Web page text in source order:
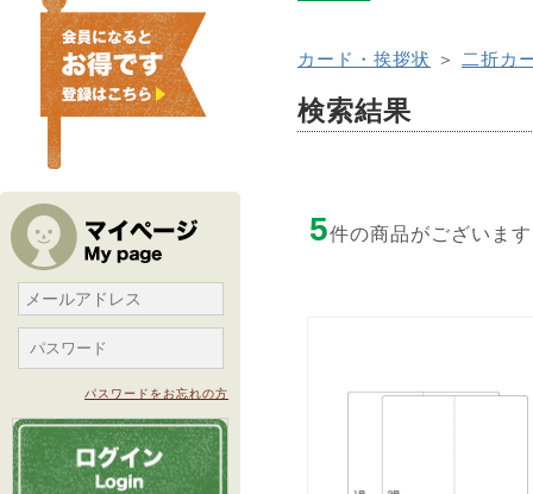
パスワードをお忘れの方
カード・挨拶状 ＞ 二折カ
検索結果
5件の商品がございま